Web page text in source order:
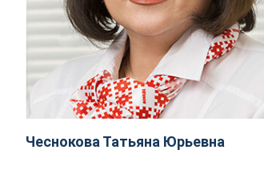
Чеснокова Татьяна Юрьевна